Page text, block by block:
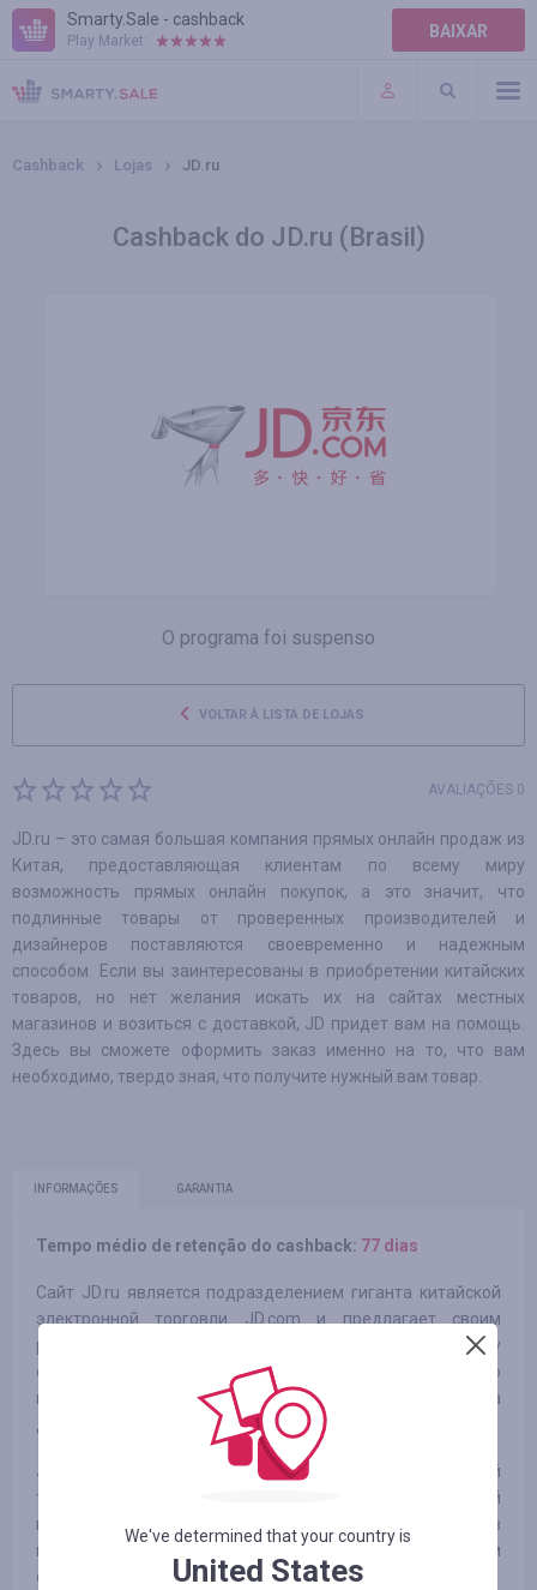
Smarty.Sale - cashback
Play Market: BAIXAR
AJUDA
TERMOS DE USO
Cashback Lojas JD.ru
Cashback do JD.ru (Brasil)
O programa foi suspenso
VOLTAR À LISTA DE LOJAS
AVALIAÇÕES 0
JD.ru – это самая большая компания прямых онлайн продаж из
Китая, предоставляющая клиентам по всему миру
возможность прямых онлайн покупок, а это значит, что
подлинные товары от проверенных производителей и
дизайнеров поставляются своевременно и надежным
способом. Если вы заинтересованы в приобретении китайских
товаров, но нет желания искать их на сайтах местных
магазинов и возиться с доставкой, JD придет вам на помощь.
Здесь вы сможете оформить заказ именно на то, что вам
необходимо, твердо зная, что получите нужный вам товар.
INFORMAÇÕES GARANTIA
Tempo médio de retenção do cashback: 77 dias
Сайт JD.ru является подразделением гиганта китайской
электронной торговли JD.com и предлагает своим
русскоговорящим покупателям по всему миру
оригинальные китайские товары высокого качества по
конкурентоспособным ценам с быстрой доставкой на
дом.
JD.com – это лидер Китайского рынка электронной
торговли по выручке, количество покупателей
приближается к 200 млн. Обслуживание клиентов
ведётся по высоким международным стандартам
онлайн-ритейла.
We've determined that your country is
United States